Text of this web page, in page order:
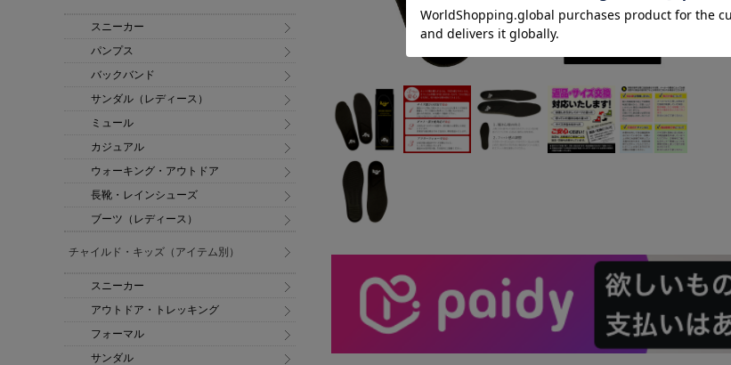
スニーカー
パンプス
バックバンド
サンダル（レディース）
ミュール
カジュアル
ウォーキング・アウトドア
長靴・レインシューズ
ブーツ（レディース）
チャイルド・キッズ（アイテム別）
スニーカー
アウトドア・トレッキング
フォーマル
サンダル